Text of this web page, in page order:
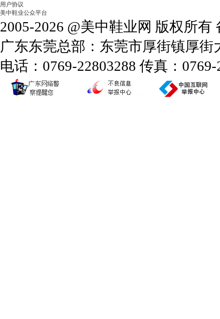
用户协议
美中鞋业公众平台
2005-2026 @美中鞋业网 版权所有
广东东莞总部：东莞市厚街镇厚
电话：0769-22803288 传真：0769-